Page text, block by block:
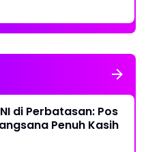
di Perbatasan: Pos
Penuh Kasih